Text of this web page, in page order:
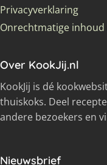
Privacyverklaring
Onrechtmatige inhoud
Over KookJij.nl
KookJij is dé
thuiskoks. Deel
andere bezoekers en
Nieuwsbrief